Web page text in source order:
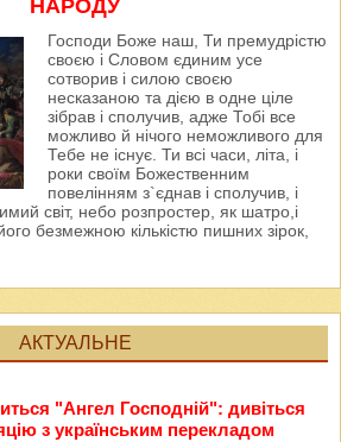
НАРОДУ
Господи Боже наш, Ти премудрістю
своєю і Словом єдиним усе
сотворив і силою своєю
несказаною та дією в одне ціле
зібрав і сполучив, адже Тобі все
можливо й нічого неможливого для
Тебе не існує. Ти всі часи, літа, і
роки своїм Божественним
повелінням з`єднав і сполучив, і
світ, небо розпростер, як шатро,і
безмежною кількістю пишних зірок,
АКТУАЛЬНЕ
"Ангел Господній": дивіться
з українським перекладом